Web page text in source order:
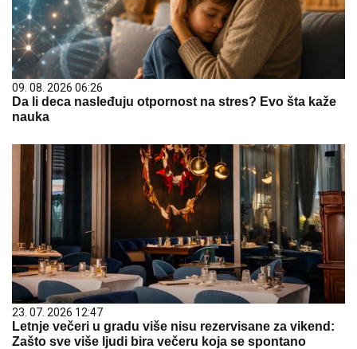
09. 08. 2026 06:26
Da li deca nasleđuju otpornost na stres? Evo šta kaže
nauka
23. 07. 2026 12:47
Letnje večeri u gradu više nisu rezervisane za vikend:
Zašto sve više ljudi bira večeru koja se spontano